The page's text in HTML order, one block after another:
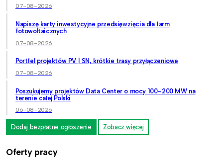
07-08-2026
Napiszę karty inwestycyjne przedsięwzięcia dla farm
fotowoltaicznych
07-08-2026
Portfel projektów PV | SN, krótkie trasy przyłączeniowe
07-08-2026
Poszukujemy projektów Data Center o mocy 100–200 MW na
terenie całej Polski
06-08-2026
Dodaj bezpłatne ogłoszenie Zobacz więcej
Oferty pracy